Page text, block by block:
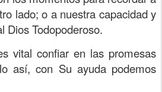
lado; o a nuestra capacidad y
Dios Todopoderoso.
vital confiar en las promesas
así, con Su ayuda podemos